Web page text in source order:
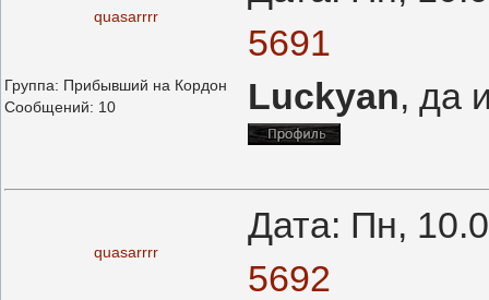
quasarrrr
5691
Группа: Прибывший на Кордон
Сообщений: 10 Luckyan, да
quasarrrr
Дата: Пн,
5692